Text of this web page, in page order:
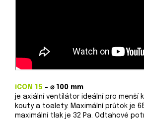
iCON 15 - ⌀ 100 mm
je axiální ventilátor ideální pro menší
kouty a toalety. Maximální průtok je
maximální tlak je 32 Pa. Odtahové